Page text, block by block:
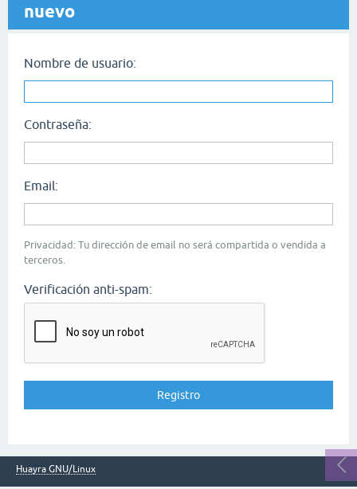
nuevo
Nombre de usuario:
Contraseña:
Email:
Privacidad: Tu dirección de email no será compartida o vendida a
terceros.
Verificación anti-spam:
Huayra GNU/Linux